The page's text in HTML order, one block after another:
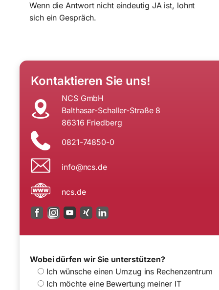
Wenn die Antwort nicht eindeutig JA ist, lohnt
sich ein Gespräch.
Kontaktieren Sie uns!
NCS GmbH
Balthasar-Schaller-Straße 8
86316 Friedberg
0821-74850-0
ed.sc
n@ofn
i
ncs.de
Wobei dürfen wir Sie unterstützen?
Ich wünsche einen Umzug ins Rechenzentrum
Ich möchte eine Bewertung meiner IT